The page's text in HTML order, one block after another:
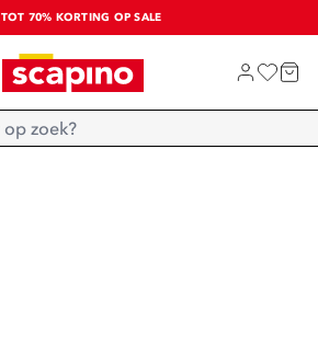
TOT 70% KORTING OP SALE
SALE: LAATSTE KANS!
SHOP NIEUW
Home